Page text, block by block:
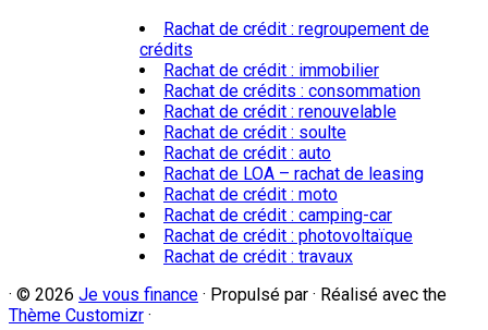
Rachat de crédit : regroupement de
crédits
Rachat de crédit : immobilier
Rachat de crédits : consommation
Rachat de crédit : renouvelable
Rachat de crédit : soulte
Rachat de crédit : auto
Rachat de LOA – rachat de leasing
Rachat de crédit : moto
Rachat de crédit : camping-car
Rachat de crédit : photovoltaïque
Rachat de crédit : travaux
· © 2026 Je vous finance · Propulsé par · Réalisé avec the
Thème Customizr ·